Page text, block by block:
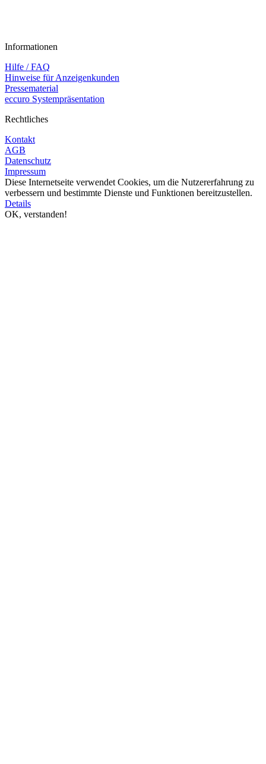
Informationen
Hilfe / FAQ
Hinweise für Anzeigenkunden
Pressematerial
eccuro Systempräsentation
Rechtliches
Kontakt
AGB
Datenschutz
Impressum
Diese Internetseite verwendet Cookies, um die Nutzererfahrung zu
verbessern und bestimmte Dienste und Funktionen bereitzustellen.
Details
OK, verstanden!